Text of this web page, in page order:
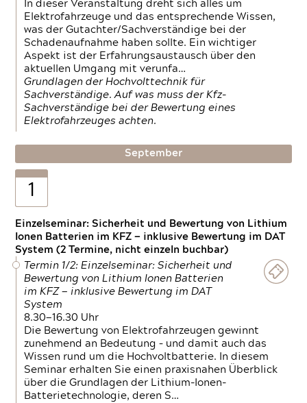
In dieser Veranstaltung dreht sich alles um
Elektrofahrzeuge und das entsprechende Wissen,
was der Gutachter/Sachverständige bei der
Schadenaufnahme haben sollte. Ein wichtiger
Aspekt ist der Erfahrungsaustausch über den
aktuellen Umgang mit verunfa…
Grundlagen der Hochvolttechnik für
Sachverständige. Auf was muss der Kfz-
Sachverständige bei der Bewertung eines
Elektrofahrzeuges achten.
September
1
Einzelseminar: Sicherheit und Bewertung von Lithium
Ionen Batterien im KFZ — inklusive Bewertung im DAT
System (2 Termine, nicht einzeln buchbar)
Termin 1/2: Einzelseminar: Sicherheit und
Bewertung von Lithium Ionen Batterien
im KFZ — inklusive Bewertung im DAT
System
8.30—16.30 Uhr
Die Bewertung von Elektrofahrzeugen gewinnt
zunehmend an Bedeutung – und damit auch das
Wissen rund um die Hochvoltbatterie. In diesem
Seminar erhalten Sie einen praxisnahen Überblick
über die Grundlagen der Lithium-Ionen-
Batterietechnologie, deren S…